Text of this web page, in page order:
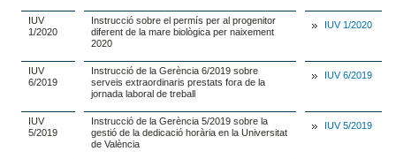
IUV
1/2020
Instrucció sobre el permís per al progenitor
diferent de la mare biològica per naixement
2020
IUV 1/2020
IUV
6/2019
Instrucció de la Gerència 6/2019 sobre
serveis extraordinaris prestats fora de la
jornada laboral de treball
IUV 6/2019
IUV
5/2019
Instrucció de la Gerència 5/2019 sobre la
gestió de la dedicació horària en la Universitat
de València
IUV 5/2019